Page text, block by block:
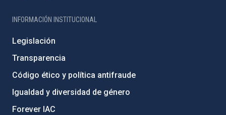
INFORMACIÓN INSTITUCIONAL
Legislación
Transparencia
Código ético y política antifraude
Igualdad y diversidad de género
Forever IAC